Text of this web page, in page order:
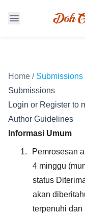
Home / Submissions
Submissions
Login or Register to
Author Guidelines
Informasi Umum
1.
Pemrosesan
4 minggu
status
akan
terpenuhi